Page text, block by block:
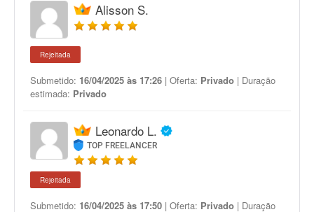
Alisson S.
Rejeitada
Submetido: 16/04/2025 às 17:26 | Oferta: Privado | Duração
estimada: Privado
Leonardo L.
TOP FREELANCER
Rejeitada
Submetido: 16/04/2025 às 17:50 | Oferta: Privado | Duração